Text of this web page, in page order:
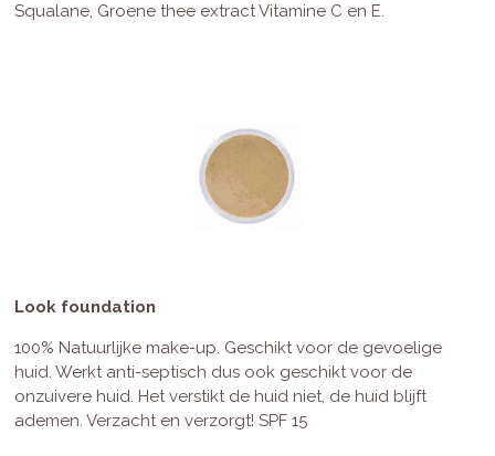
Squalane, Groene thee extract Vitamine C en E.
Look foundation
100% Natuurlijke make-up. Geschikt voor de gevoelige
huid. Werkt anti-septisch dus ook geschikt voor de
onzuivere huid. Het verstikt de huid niet, de huid blijft
ademen. Verzacht en verzorgt! SPF 15